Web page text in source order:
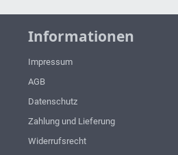
Informationen
Impressum
AGB
Datenschutz
Zahlung und Lieferung
Widerrufsrecht